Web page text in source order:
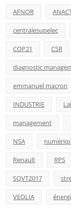
AFNOR
centralesupelec
COP21 CSR
diagnostic
emmanuel macron
INDUSTRIE
management
NSA
Renault RPS
SQVT2017
VEOLIA